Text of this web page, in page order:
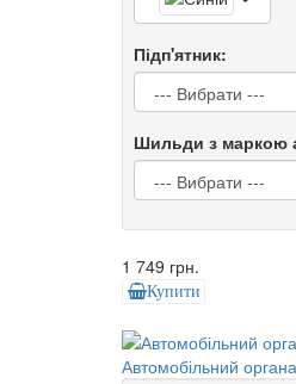
Підп'ятник:
Шильди з маркою
1 749 грн.
Купити
Автомобільний